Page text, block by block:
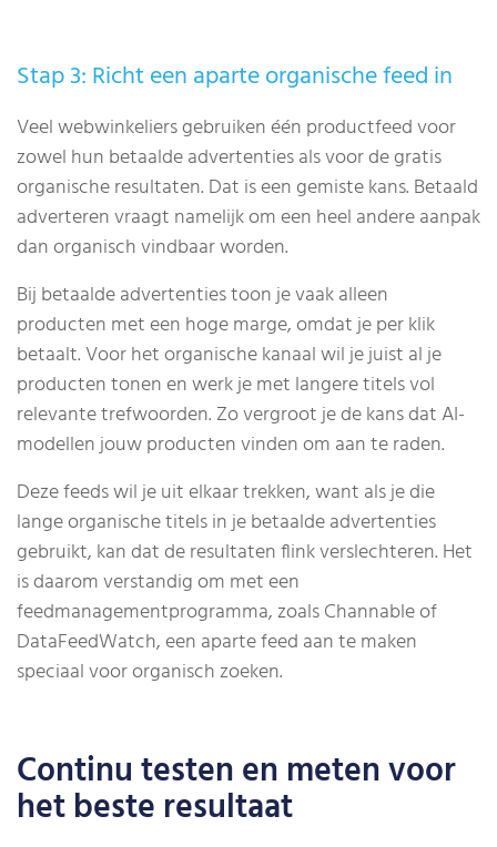
Stap 3: Richt een aparte organische feed in
Veel webwinkeliers gebruiken één productfeed voor
zowel hun betaalde advertenties als voor de gratis
organische resultaten. Dat is een gemiste kans. Betaald
adverteren vraagt namelijk om een heel andere aanpak
dan organisch vindbaar worden.
Bij betaalde advertenties toon je vaak alleen
producten met een hoge marge, omdat je per klik
betaalt. Voor het organische kanaal wil je juist al je
producten tonen en werk je met langere titels vol
relevante trefwoorden. Zo vergroot je de kans dat AI-
modellen jouw producten vinden om aan te raden.
Deze feeds wil je uit elkaar trekken, want als je die
lange organische titels in je betaalde advertenties
gebruikt, kan dat de resultaten flink verslechteren. Het
is daarom verstandig om met een
feedmanagementprogramma, zoals Channable of
DataFeedWatch, een aparte feed aan te maken
speciaal voor organisch zoeken.
Continu testen en meten voor
het beste resultaat